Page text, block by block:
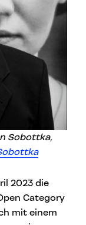
Sobottka,
2023 die
Category
mit einem